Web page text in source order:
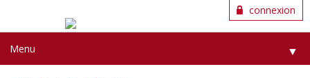
connexion
Menu ▼